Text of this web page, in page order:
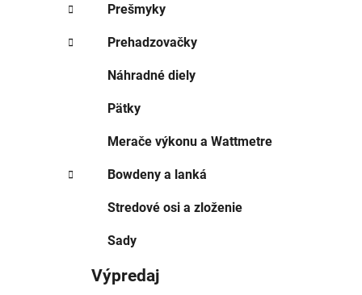
Prešmyky
Prehadzovačky
Náhradné diely
Pätky
Merače výkonu a Wattmetre
Bowdeny a lanká
Stredové osi a zloženie
Sady
Výpredaj